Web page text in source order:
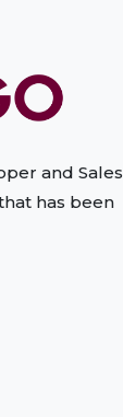
and Sales
has been